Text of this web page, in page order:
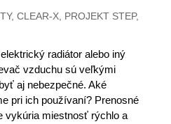
, CLEAR-X, PROJEKT STEP,
radiátor alebo iný
vzduchu sú veľkými
aj nebezpečné. Aké
pri ich používaní? Prenosné
vykúria miestnosť rýchlo a